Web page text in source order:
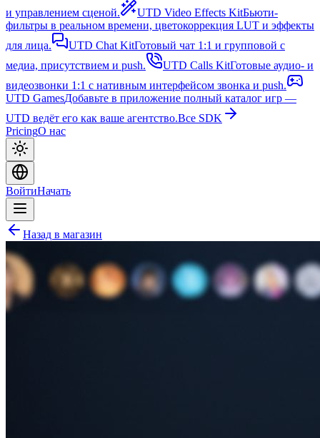
и управлением сценой.
UTD Video Effects KitБьюти-
фильтры в реальном времени, цветокоррекция LUT и эффекты
для лица.
UTD Chat KitГотовый чат 1:1 и групповой с
медиа, присутствием и push.
UTD Calls KitГотовые аудио- и
видеозвонки 1:1 с нативным интерфейсом звонка и push.
UTD GamesДобавьте в приложение полный каталог игр —
UTD ведёт его как ваше агентство.Все SDK
PricingО нас
ВойтиНачать
Назад в магазин